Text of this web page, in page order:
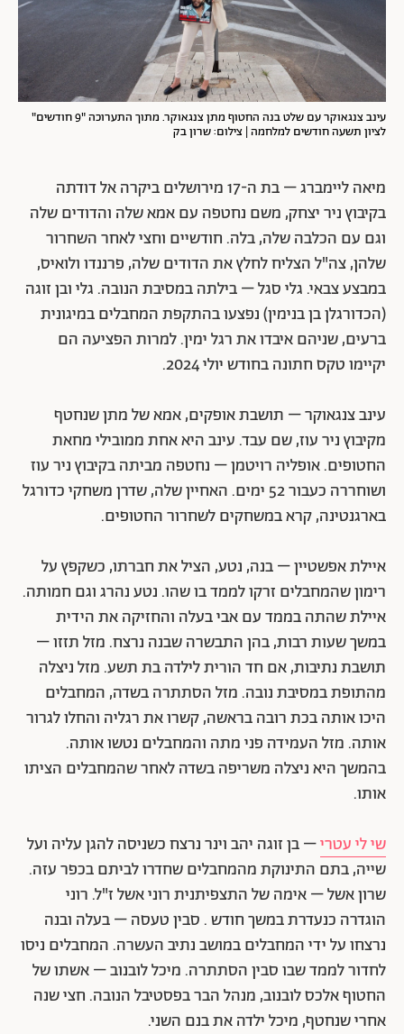
עינב צנגאוקר עם שלט בנה החטוף מתן צנגאוקר. מתוך התערוכה "9 חודשים"
לציון תשעה חודשים למלחמה | צילום: שרון בק
מיאה ליימברג – בת ה-17 מירושלים ביקרה אל דודתה
בקיבוץ ניר יצחק, משם נחטפה עם אמא שלה והדודים שלה
וגם עם הכלבה שלה, בלה. חודשיים וחצי לאחר השחרור
שלהן, צה"ל הצליח לחלץ את הדודים שלה, פרננדו ולואיס,
במבצע צבאי. גלי סגל – בילתה במסיבת הנובה. גלי ובן זוגה
(הכדורגלן בן בנימין) נפצעו בהתקפת המחבלים במיגונית
ברעים, שניהם איבדו את רגל ימין. למרות הפציעה הם
יקיימו טקס חתונה בחודש יולי 2024.
עינב צנגאוקר – תושבת אופקים, אמא של מתן שנחטף
מקיבוץ ניר עוז, שם עבד. עינב היא אחת ממובילי מחאת
החטופים. אופליה רויטמן – נחטפה מביתה בקיבוץ ניר עוז
ושוחררה כעבור 52 ימים. האחיין שלה, שדרן משחקי כדורגל
בארגנטינה, קרא במשחקים לשחרור החטופים.
איילת אפשטיין – בנה, נטע, הציל את חברתו, כשקפץ על
רימון שהמחבלים זרקו לממד בו שהו. נטע נהרג וגם חמותה.
איילת שהתה בממד עם אבי בעלה והחזיקה את הידית
במשך שעות רבות, בהן התבשרה שבנה נרצח. מזל תזזו –
תושבת נתיבות, אם חד הורית לילדה בת תשע. מזל ניצלה
מהתופת במסיבת נובה. מזל הסתתרה בשדה, המחבלים
היכו אותה בכת רובה בראשה, קשרו את רגליה והחלו לגרור
אותה. מזל העמידה פני מתה והמחבלים נטשו אותה.
בהמשך היא ניצלה משריפה בשדה לאחר שהמחבלים הציתו
אותו.
שי לי עטרי– בן זוגה יהב וינר נרצח כשניסה להגן עליה ועל
שייה, בתם התינוקת מהמחבלים שחדרו לביתם בכפר עזה.
שרון אשל – אימה של התצפיתנית רוני אשל ז"ל. רוני
הוגדרה כנעדרת במשך חודש . סבין טעסה – בעלה ובנה
נרצחו על ידי המחבלים במושב נתיב העשרה. המחבלים ניסו
לחדור לממד שבו סבין הסתתרה. מיכל לובנוב – אשתו של
החטוף אלכס לובנוב, מנהל הבר בפסטיבל הנובה. חצי שנה
אחרי שנחטף, מיכל ילדה את בנם השני.